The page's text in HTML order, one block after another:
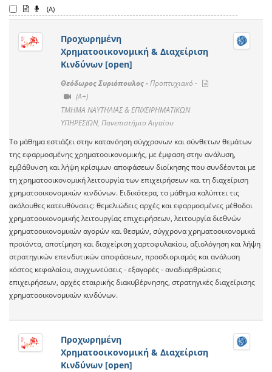
(A)
Προχωρημένη
Χρηματοοικονομική & Διαχείριση
Κινδύνων [open]
Θεόδωρος Συριόπουλος -Προπτυχιακό -
(A+)
ΤΜΗΜΑ ΝΑΥΤΗΛΙΑΣ & ΕΠΙΧΕΙΡΗΜΑΤΙΚΩΝ
ΥΠΗΡΕΣΙΩΝ, Πανεπιστήμιο Αιγαίου
Το μάθημα εστιάζει στην κατανόηση σύγχρονων και σύνθετων θεμάτων
της εφαρμοσμένης χρηματοοικονομικής, με έμφαση στην ανάλυση,
εμβάθυνση και λήψη κρίσιμων αποφάσεων διοίκησης που συνδέονται με
τη χρηματοοικονομική λειτουργία των επιχειρήσεων και τη διαχείριση
χρηματοοικονομικών κινδύνων. Ειδικότερα, το μάθημα καλύπτει τις
ακόλουθες κατευθύνσεις: θεμελιώδεις αρχές και εφαρμοσμένες μέθοδοι
χρηματοοικονομικής λειτουργίας επιχειρήσεων, λειτουργία διεθνών
χρηματοοικονομικών αγορών και θεσμών, σύγχρονα χρηματοοικονομικά
προϊόντα, αποτίμηση και διαχείριση χαρτοφυλακίου, αξιολόγηση και λήψη
στρατηγικών επενδυτικών αποφάσεων, προσδιορισμός και ανάλυση
κόστος κεφαλαίου, συγχωνεύσεις - εξαγορές - αναδιαρθρώσεις
επιχειρήσεων, αρχές εταιρικής διακυβέρνησης, στρατηγικές διαχείρισης
χρηματοοικονομικών κινδύνων.
Προχωρημένη
Χρηματοοικονομική & Διαχείριση
Κινδύνων [open]